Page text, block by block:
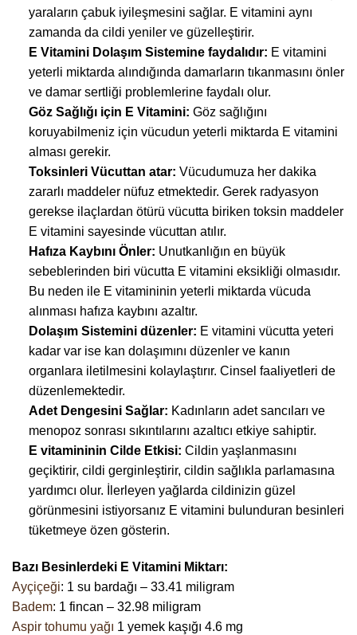
yaraların çabuk iyileşmesini sağlar. E vitamini aynı
zamanda da cildi yeniler ve güzelleştirir.
E Vitamini Dolaşım Sistemine faydalıdır: E vitamini
yeterli miktarda alındığında damarların tıkanmasını önler
ve damar sertliği problemlerine faydalı olur.
Göz Sağlığı için E Vitamini: Göz sağlığını
koruyabilmeniz için vücudun yeterli miktarda E vitamini
alması gerekir.
Toksinleri Vücuttan atar: Vücudumuza her dakika
zararlı maddeler nüfuz etmektedir. Gerek radyasyon
gerekse ilaçlardan ötürü vücutta biriken toksin maddeler
E vitamini sayesinde vücuttan atılır.
Hafıza Kaybını Önler: Unutkanlığın en büyük
sebeblerinden biri vücutta E vitamini eksikliği olmasıdır.
Bu neden ile E vitamininin yeterli miktarda vücuda
alınması hafıza kaybını azaltır.
Dolaşım Sistemini düzenler: E vitamini vücutta yeteri
kadar var ise kan dolaşımını düzenler ve kanın
organlara iletilmesini kolaylaştırır. Cinsel faaliyetleri de
düzenlemektedir.
Adet Dengesini Sağlar: Kadınların adet sancıları ve
menopoz sonrası sıkıntılarını azaltıcı etkiye sahiptir.
E vitamininin Cilde Etkisi: Cildin yaşlanmasını
geçiktirir, cildi gerginleştirir, cildin sağlıkla parlamasına
yardımcı olur. İlerleyen yağlarda cildinizin güzel
görünmesini istiyorsanız E vitamini bulunduran besinleri
tüketmeye özen gösterin.
Bazı Besinlerdeki E Vitamini Miktarı:
Ayçiçeği: 1 su bardağı – 33.41 miligram
Badem: 1 fincan – 32.98 miligram
Aspir tohumu yağı 1 yemek kaşığı 4.6 mg